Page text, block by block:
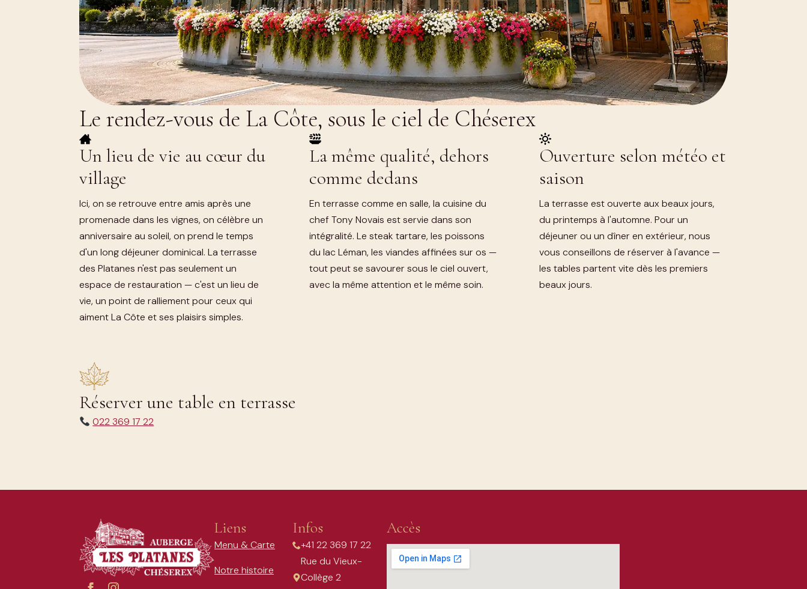
Le rendez-vous de La Côte, sous le ciel de Chéserex
Un lieu de vie au cœur du
village
Ici, on se retrouve entre amis après une
promenade dans les vignes, on célèbre un
anniversaire au soleil, on prend le temps
d'un long déjeuner dominical. La terrasse
des Platanes n'est pas seulement un
espace de restauration — c'est un lieu de
vie, un point de ralliement pour ceux qui
aiment La Côte et ses plaisirs simples.
La même qualité, dehors
comme dedans
En terrasse comme en salle, la cuisine du
chef Tony Novais est servie dans son
intégralité. Le steak tartare, les poissons
du lac Léman, les viandes affinées sur os —
tout peut se savourer sous le ciel ouvert,
avec la même attention et le même soin.
Ouverture selon météo et
saison
La terrasse est ouverte aux beaux jours,
du printemps à l'automne. Pour un
déjeuner ou un dîner en extérieur, nous
vous conseillons de réserver à l'avance —
les tables partent vite dès les premiers
beaux jours.
Réserver une table en terrasse
022 369 17 22
Liens
Menu & Carte
Notre histoire
Infos
+41 22 369 17 22
Rue du Vieux-
Collège 2
Accès